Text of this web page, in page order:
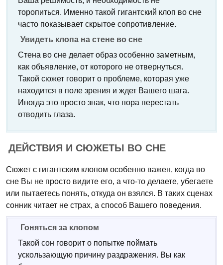
торопиться. Именно такой гигантский клоп во сне
часто показывает скрытое сопротивление.
Увидеть клопа на стене во сне
Стена во сне делает образ особенно заметным,
как объявление, от которого не отвернуться.
Такой сюжет говорит о проблеме, которая уже
находится в поле зрения и ждет Вашего шага.
Иногда это просто знак, что пора перестать
отводить глаза.
ДЕЙСТВИЯ И СЮЖЕТЫ ВО СНЕ
Сюжет с гигантским клопом особенно важен, когда во
сне Вы не просто видите его, а что-то делаете, убегаете
или пытаетесь понять, откуда он взялся. В таких сценах
сонник читает не страх, а способ Вашего поведения.
Гоняться за клопом
Такой сон говорит о попытке поймать
ускользающую причину раздражения. Вы как